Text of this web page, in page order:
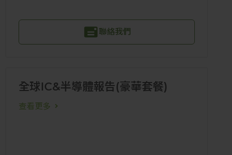
聯絡我們
全球IC&半導體報告(豪華套餐)
查看更多